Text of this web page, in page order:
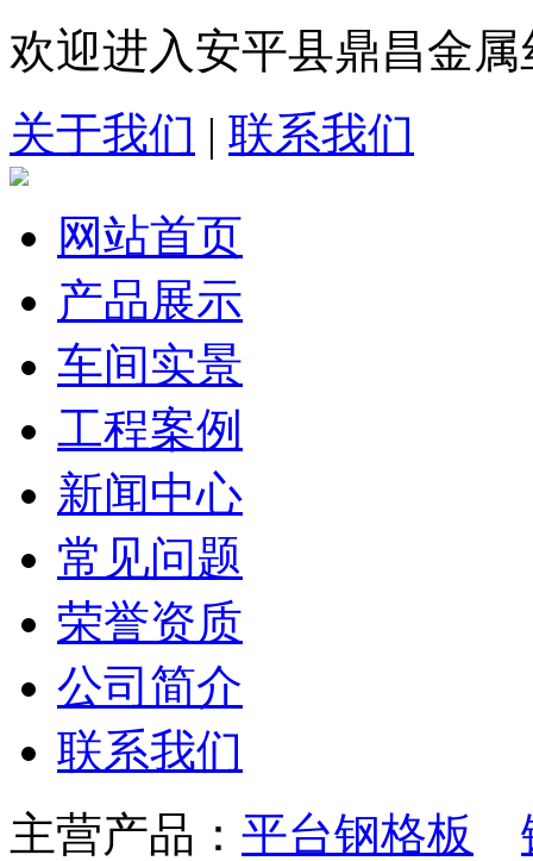
欢迎进入安平县鼎昌金
关于我们 | 联系我们
网站首页
产品展示
车间实景
工程案例
新闻中心
常见问题
荣誉资质
公司简介
联系我们
主营产品： 平台钢格板